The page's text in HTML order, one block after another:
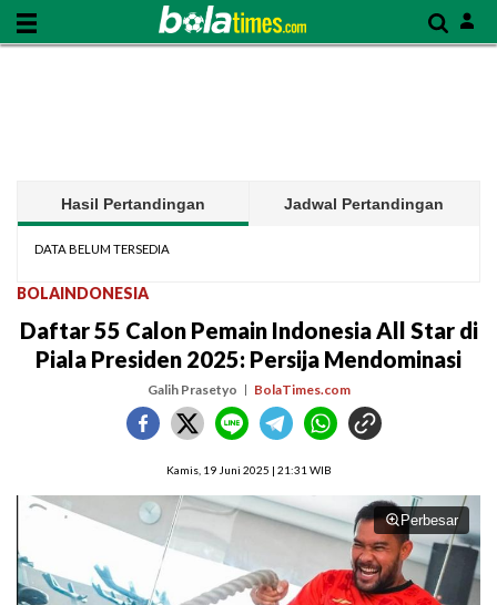
Hasil Pertandingan Jadwal Pertandingan
DATA BELUM TERSEDIA
BOLAINDONESIA
Daftar 55 Calon Pemain Indonesia All Star di
Piala Presiden 2025: Persija Mendominasi
Galih Prasetyo BolaTimes.com
Kamis, 19 Juni 2025 | 21:31 WIB
Perbesar